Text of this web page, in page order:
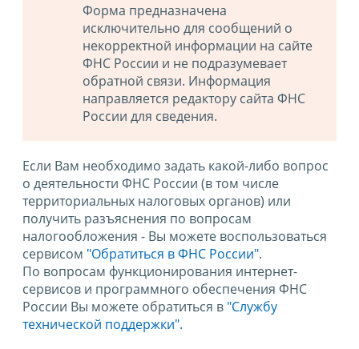
Форма предназначена
исключительно для сообщений о
некорректной информации на сайте
ФНС России и не подразумевает
обратной связи. Информация
направляется редактору сайта ФНС
России для сведения.
Если Вам необходимо задать какой-либо вопрос
о деятельности ФНС России (в том числе
территориальных налоговых органов) или
получить разъяснения по вопросам
налогообложения - Вы можете воспользоваться
сервисом "Обратиться в ФНС России".
По вопросам функционирования интернет-
сервисов и программного обеспечения ФНС
России Вы можете обратиться в "Службу
технической поддержки".